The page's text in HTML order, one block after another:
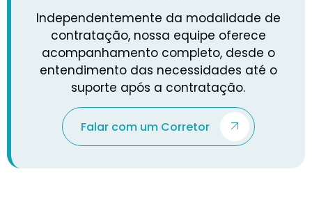
Independentemente da modalidade de
contratação, nossa equipe oferece
acompanhamento completo, desde o
entendimento das necessidades até o
suporte após a contratação.
Falar com um Corretor